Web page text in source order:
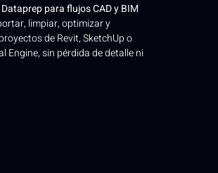
para flujos CAD y BIM
limpiar, optimizar y
de Revit, SketchUp o
Engine, sin pérdida de detalle ni